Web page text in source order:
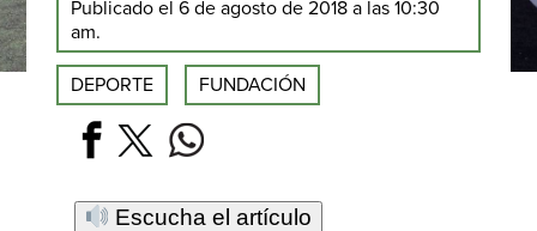
Publicado el 6 de agosto de 2018 a las 10:30
am.
DEPORTE FUNDACIÓN
Escucha el artículo